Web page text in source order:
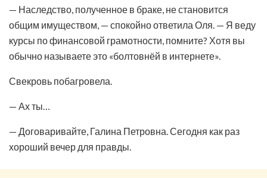
— Наследство, полученное в браке, не становится
общим имуществом, — спокойно ответила Оля. — Я веду
курсы по финансовой грамотности, помните? Хотя вы
обычно называете это «болтовнёй в интернете».
Свекровь побагровела.
— Ах ты…
— Договаривайте, Галина Петровна. Сегодня как раз
хороший вечер для правды.